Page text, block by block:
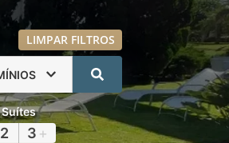
LIMPAR FILTROS
Suítes
2 3 +